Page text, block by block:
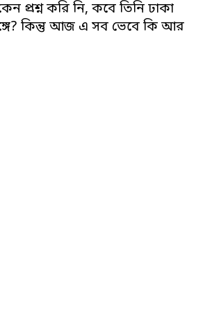
প্রশ্ন করি নি, কবে তিনি ঢাকা
কিন্তু আজ এ সব ভেবে কি আর